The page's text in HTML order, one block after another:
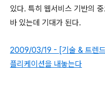
있다. 특히 웹서비스 기반의
바 있는데 기대가 된다.
2009/03/19 - [기술 & 트렌
플리케이션을 내놓는다